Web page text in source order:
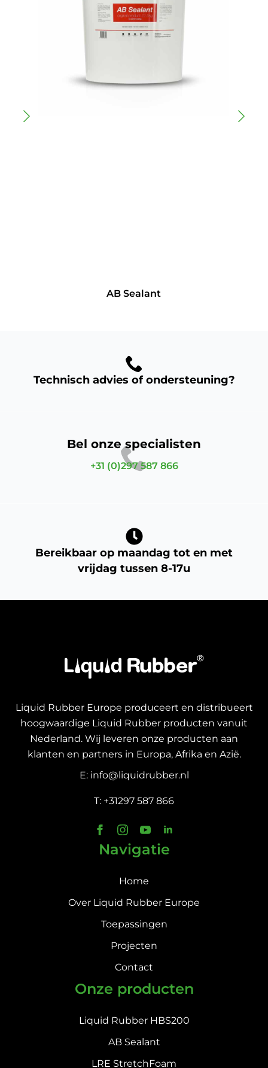
AB Sealant
Technisch advies of ondersteuning?
Bel onze specialisten
+31 (0)297 587 866
Bereikbaar op maandag tot en met
vrijdag tussen 8-17u
Liquid Rubber Europe produceert en distribueert
hoogwaardige Liquid Rubber producten vanuit
Nederland. Wij leveren onze producten aan
klanten en partners in Europa, Afrika en Azië.
E: info@liquidrubber.nl
T: +31297 587 866
Navigatie
Home
Over Liquid Rubber Europe
Toepassingen
Projecten
Contact
Onze producten
Liquid Rubber HBS200
AB Sealant
LRE StretchFoam